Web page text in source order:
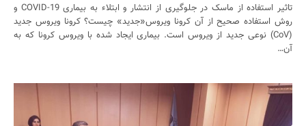
تاثیر استفاده از ماسک در جلوگیری از انتشار و ابتلاء به بیماری COVID-19 و
روش استفاده صحیح از آن کرونا ویروس«جدید» چیست؟ کرونا ویروس جدید
(CoV) نوعی جدید از ویروس است. بیماری ایجاد شده با ویروس کرونا که به
آن…